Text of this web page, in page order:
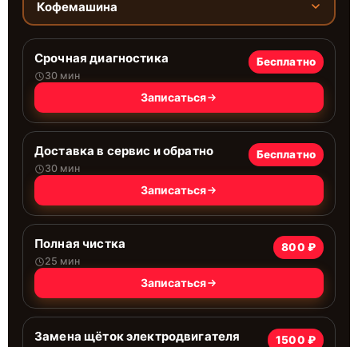
Кофемашина
Срочная диагностика
30 мин
Бесплатно
Записаться
Доставка в сервис и обратно
30 мин
Бесплатно
Записаться
Полная чистка
25 мин
800 ₽
Записаться
Замена щёток электродвигателя 1500 ₽